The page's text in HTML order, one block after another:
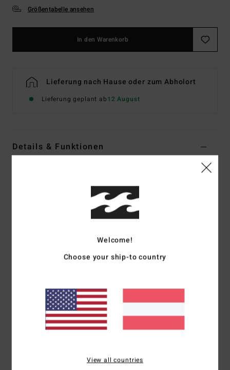
Größentabelle ansehen
In den Warenkorb
Lieferung nach Hause oder zum Abholort
Lieferung geplant ab12 August
Details & Funktionen
Farbcodesli
Verstellbar am Rücken
Versand & Rückversand
Welcome!
Choose your ship-to country
View all countries